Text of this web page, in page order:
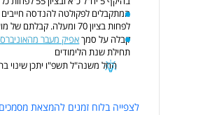
לפחות בציון 70 ומעלה. קבלתם של מועמדים "חסרי פיזיקה" תהיה על תנאי, כמפורט בלשונית 'חסרי פיזיקה'
קבלה על סמךאפיק מעבר
תחילת שנת הלימודים
החל משנה"ל תשפ"ו יתכן שינוי
לצפייה בלוח זמנים להמצאת